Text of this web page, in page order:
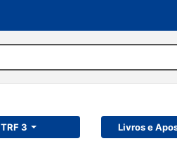
TRF 3 Livros e